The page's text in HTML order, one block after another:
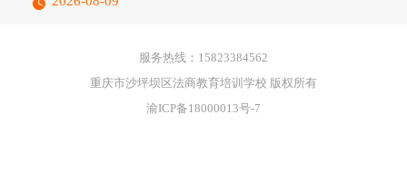
服务热线：15823384562
重庆市沙坪坝区法商教育培训学校 版权所有
渝ICP备18000013号-7